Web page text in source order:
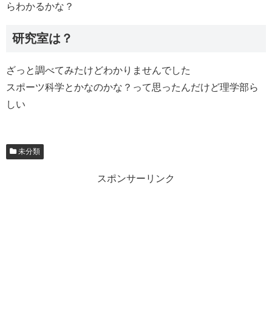
らわかるかな？
研究室は？
ざっと調べてみたけどわかりませんでした
スポーツ科学とかなのかな？って思ったんだけど理学部ら
しい
未分類
スポンサーリンク